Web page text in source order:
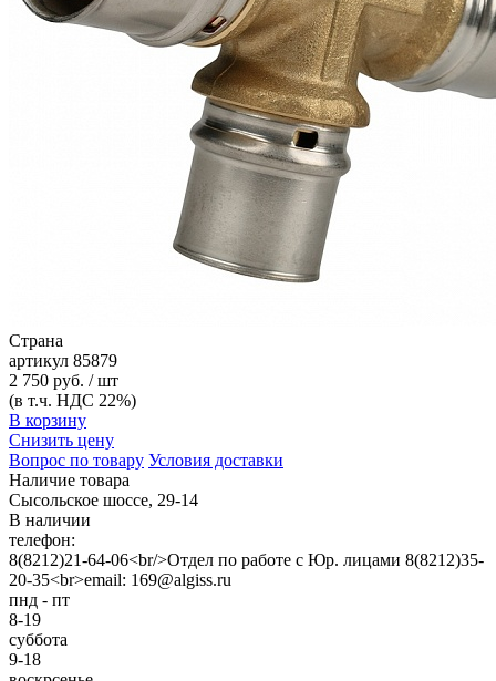
Страна
артикул 85879
2 750 руб. / шт
(в т.ч. НДС 22%)
В корзину
Снизить цену
Вопрос по товару Условия доставки
Наличие товара
Сысольское шоссе, 29-14
В наличии
телефон:
8(8212)21-64-06<br/>Отдел по работе с Юр. лицами 8(8212)35-
20-35<br>email: 169@algiss.ru
пнд - пт
8-19
суббота
9-18